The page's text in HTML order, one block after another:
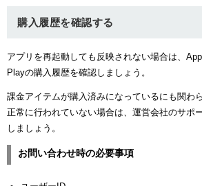
購入履歴を確認する
アプリを再起動しても反映されない場合は、
Playの購入履歴を確認しましょう。
課金アイテムが購入済みになっているにも関わ
正常に行われていない場合は、運営会社のサポ
しましょう。
お問い合わせ時の必要事項